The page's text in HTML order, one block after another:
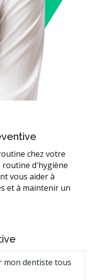
chez votre
routine d'hygiène
vous aider à
et à maintenir un
mon dentiste tous